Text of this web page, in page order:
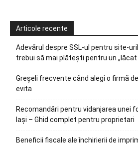
Articole recente
Adevărul despre SSL-ul pentru site-
trebui să mai plătești pentru un „lăcat
Greșeli frecvente când alegi o firmă
evita
Recomandări pentru vidanjarea unei
Iași – Ghid complet pentru proprietari
Beneficii fiscale ale închirierii de